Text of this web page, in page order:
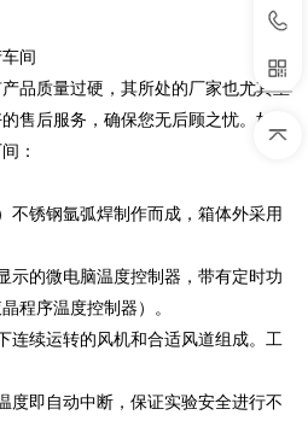
间
品质量过硬，其所处的厂家也尤其重
售后服务，确保您无后顾之忧。如今
：
不锈钢氩弧焊制作而成，箱体外采用
示的微电脑温度控制器，带有定时功
程序温度控制器）。
连续运转的风机和合适风道组成。工
度即自动中断，保证实验安全进行不